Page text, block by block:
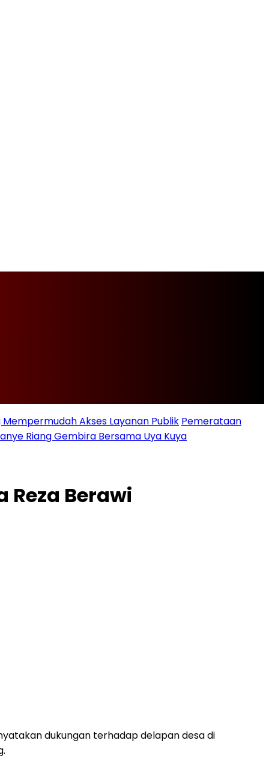
Akses Layanan Publik Pemerataan
Riang Gembira Bersama Uya Kuya
Berawi
dukungan terhadap delapan desa di